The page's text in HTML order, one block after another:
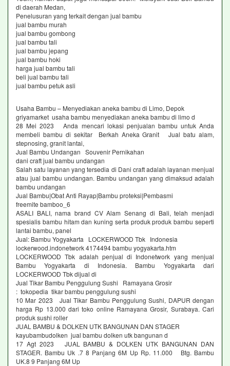
di daerah Medan,
Penelusuran yang terkait dengan jual bambu
jual bambu murah
jual bambu gombong
jual bambu tali
jual bambu jepang
jual bambu hoki
harga jual bambu tali
beli jual bambu tali
jual bambu petuk asli
Usaha Bambu – Menyediakan aneka bambu di Limo, Depok
griyamarket usaha bambu menyediakan aneka bambu di limo d
28 Mei 2023 Anda mencari lokasi penjualan bambu untuk Anda
membeli bambu di sekitar Berkah Aneka Granit Jual batu alam,
stepnosing, granit lantai,
Jual Bambu Undangan Souvenir Pernikahan
dani craft jual bambu undangan
Salah satu layanan yang tersedia di Dani craft adalah layanan menjual
atau jual bambu undangan. Bambu undangan yang dimaksud adalah
bambu undangan
Jual Bambu|Obat Anti Rayap|Bambu proteksi|Pembasmi
freemite bamboo_6
ASALI BALI, nama brand CV Alam Senang di Bali, telah menjadi
spesialis bambu hitam dan kuning serta produk produk bambu seperti
lantai bambu, panel
Jual: Bambu Yogyakarta LOCKERWOOD Tbk Indonesia
lockerwood.indonetwork 4174494 bambu yogyakarta.htm
LOCKERWOOD Tbk adalah penjual di Indonetwork yang menjual
Bambu Yogyakarta di Indonesia. Bambu Yogyakarta dari
LOCKERWOOD Tbk dijual di
Jual Tikar Bambu Penggulung Sushi Ramayana Grosir
: tokopedia tikar bambu penggulung sushi
10 Mar 2023 Jual Tikar Bambu Penggulung Sushi, DAPUR dengan
harga Rp 13.000 dari toko online Ramayana Grosir, Surabaya. Cari
produk sushi roller
JUAL BAMBU & DOLKEN UTK BANGUNAN DAN STAGER
kayubambudolken jual bambu dolken utk bangunan d
17 Agt 2023 JUAL BAMBU & DOLKEN UTK BANGUNAN DAN
STAGER. Bambu Uk .7 8 Panjang 6M Up Rp. 11.000 Btg. Bambu
UK.8 9 Panjang 6M Up